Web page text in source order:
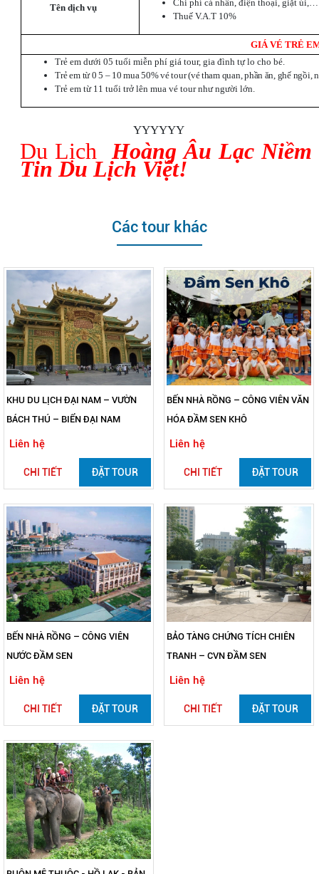
Tên dịch vụ
Chi phí cá nhân, điện thoại, giặt ủi,…
Thuế V.A.T 10%
GIÁ VÉ TRẺ
Trẻ em dưới 05 tuổi miễn phí giá tour, gia đình tự lo cho bé.
Trẻ em từ 0 5 – 10 mua 50% vé tour (vé tham quan, phần ăn, ghế ngồi,
Trẻ em từ 11 tuổi trở lên mua vé tour như người lớn.
YYYYYY
Du Lịch Hoàng Âu Lạc Niềm
Tin Du Lịch Việt!
Các tour khác
KHU DU LỊCH ĐẠI NAM – VƯỜN
BÁCH THÚ – BIỂN ĐẠI NAM
Liên hệ
CHI TIẾT ĐẶT TOUR
BẾN NHÀ RỒNG – CÔNG VIÊN VĂN
HÓA ĐẦM SEN KHÔ
Liên hệ
CHI TIẾT ĐẶT TOUR
BẾN NHÀ RỒNG – CÔNG VIÊN
NƯỚC ĐẦM SEN
Liên hệ
CHI TIẾT ĐẶT TOUR
BẢO TÀNG CHỨNG TÍCH CHIÊN
TRANH – CVN ĐẦM SEN
Liên hệ
CHI TIẾT ĐẶT TOUR